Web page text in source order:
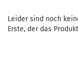
Leider sind noch
Erste, der das